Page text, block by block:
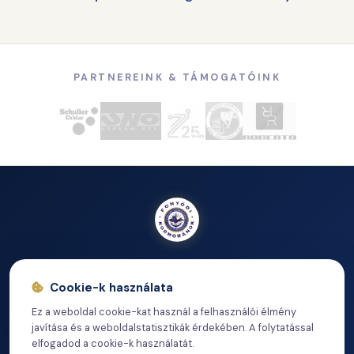
PARTNEREINK & TÁMOGATÓINK
A Fonyódi Kormoránok Vitorlás Egyesület – vidám,
közvetlen és befogadó kikötői közösség a Balaton déli
Cookie-k használata
Ez a weboldal cookie-kat használ a felhasználói élmény
javítása és a weboldalstatisztikák érdekében. A folytatással
elfogadod a cookie-k használatát.